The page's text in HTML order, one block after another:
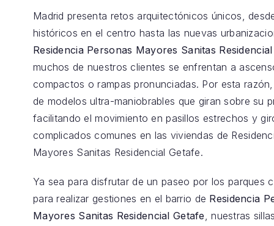
Madrid presenta retos arquitectónicos únicos,
históricos en el centro hasta las nuevas
Residencia Personas Mayores Sanitas
muchos de nuestros clientes se enfrentan a
compactos o rampas pronunciadas. Por esta
de modelos ultra-maniobrables que giran sobre su
facilitando el movimiento en pasillos estrechos y
complicados comunes en las viviendas de
Mayores Sanitas Residencial Getafe.
Ya sea para disfrutar de un paseo por los parques
para realizar gestiones en el barrio de Residencia
Mayores Sanitas Residencial Getafe , nuestras